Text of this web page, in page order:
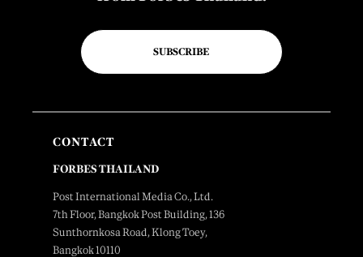
SUBSCRIBE
CONTACT
FORBES THAILAND
Post International Media Co., Ltd.
7th Floor, Bangkok Post Building, 136
Sunthornkosa Road, Klong Toey,
Bangkok 10110